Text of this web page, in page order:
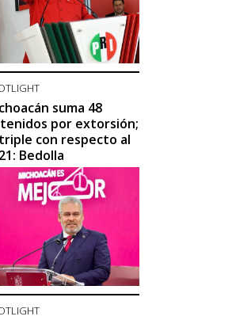
suma 48
por extorsión;
con respecto al
Bedolla